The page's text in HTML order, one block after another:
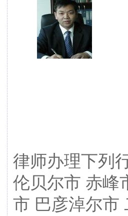
律师办理下列
伦贝尔市 赤峰
市 巴彦淖尔市